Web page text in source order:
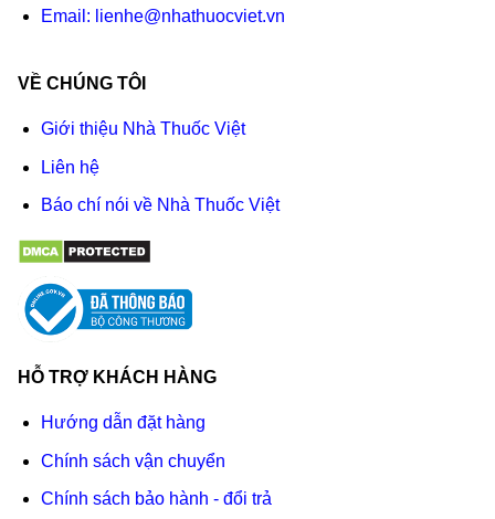
Email: lienhe@nhathuocviet.vn
VỀ CHÚNG TÔI
Giới thiệu Nhà Thuốc Việt
Liên hệ
Báo chí nói về Nhà Thuốc Việt
HỖ TRỢ KHÁCH HÀNG
Hướng dẫn đặt hàng
Chính sách vận chuyển
Chính sách bảo hành - đổi trả